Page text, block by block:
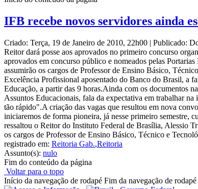
IFB recebe novos servidores ainda
Criado: Terça, 19 de Janeiro de 2010, 22h00 | Publicado:
Reitor dará posse aos aprovados no primeiro concurso
aprovados em concurso público e nomeados pelas
assumirão os cargos de Professor de Ensino Básico,
Excelência Profissional aposentado do Banco do Brasil, a
Educação, a partir das 9 horas.Ainda com os documentos
Assuntos Educacionais, fala da expectativa em trabalhar
tão rápido".A criação das vagas que resultou em nova
iniciaremos de forma pioneira, já nesse primeiro semestre,
ressaltou o Reitor do Instituto Federal de Brasília, Alessio
os cargos de Professor de Ensino Básico, Técnico e
registrado em: Reitoria Gab.,Reitoria
Assunto(s): nulo
Fim do conteúdo da página
Voltar para o topo
Início da navegação de rodapé Fim da navegação de rodapé